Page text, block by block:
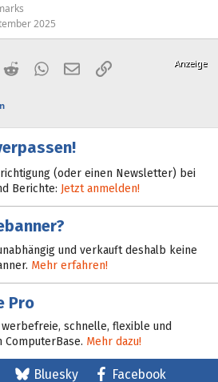
2025
RedditWhatsApp
E-MailLink
(oder einen Newsletter) bei
Berichte: Jetzt anmelden!
und verkauft deshalb keine
Mehr erfahren!
Pro
schnelle, flexible und
ComputerBase. Mehr dazu!
Bluesky Facebook